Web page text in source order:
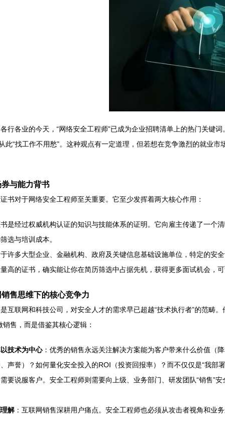
行各业的今天，“网络安全工程师”已成为企业招聘清单上的热门关键
此“找工作不用愁”。这种观点有一定道理，但若想在竞争激烈的就业
与能力背书
书对于网络安全工程师至关重要。它至少发挥着两大核心作用：
书是经过权威机构认证的知识与技能体系的证明。它向雇主传递了一
选与培训成本。
许多大型企业、金融机构、政府及关键信息基础设施单位，特定的安
高的证书，确实能让你在简历筛选中占据先机，获得更多面试机会，可
售思维下的核心竞争力
互联网和科技公司，对安全人才的需求早已超越“技术执行者”的范畴
销售，而是借鉴其核心逻辑：
技术为中心：优秀的销售永远关注解决方案能为客户带来什么价值（
声誉）？如何量化安全投入的ROI（投资回报率）？而不仅仅是“我部署
需要说服客户。安全工程师则需要向上级、业务部门、研发团队“销售
解：互联网销售深耕用户痛点。安全工程师也必须从攻击者视角和业